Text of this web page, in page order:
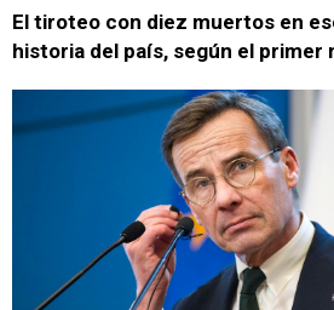
El tiroteo con diez muertos en
historia del país, según el primer